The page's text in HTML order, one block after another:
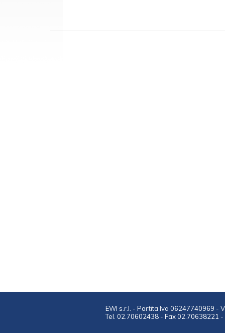
EWI s.r.l. - Partita Iva 06247740969 -
Tel. 02.70602438 - Fax 02.70638221